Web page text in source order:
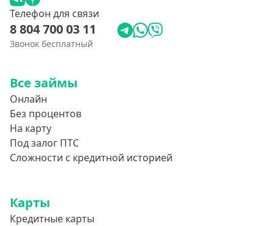
Телефон для связи
8 804 700 03 11
Звонок бесплатный
Все займы
Онлайн
Без процентов
На карту
Под залог ПТС
Сложности с кредитной историей
Карты
Кредитные карты